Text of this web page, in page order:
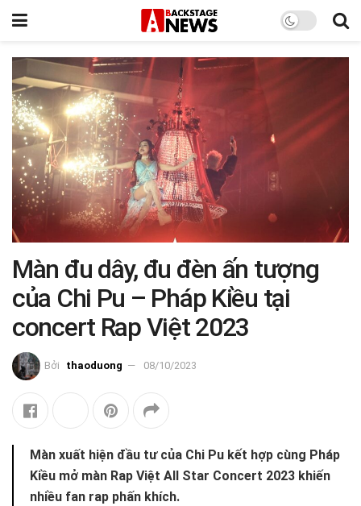
Màn đu dây, đu đèn ấn tượng
của Chi Pu – Pháp Kiều tại
concert Rap Việt 2023
Bởi thaoduong 08/10/2023
Màn xuất hiện đầu tư của Chi Pu kết hợp cùng Pháp
Kiều mở màn Rap Việt All Star Concert 2023 khiến
nhiều fan rap phấn khích.